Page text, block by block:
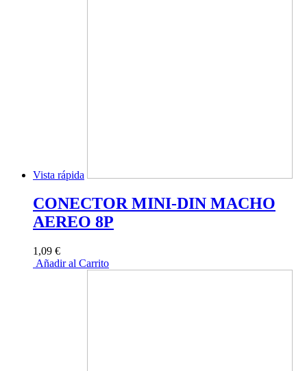
Vista rápida
CONECTOR MINI-DIN MACHO
AEREO 8P
1,09 €
Añadir al Carrito